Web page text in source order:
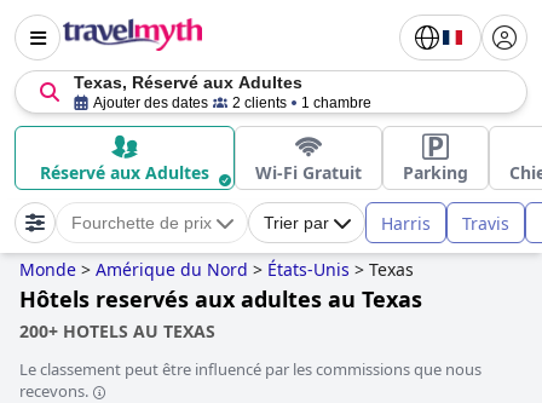
Texas, Réservé aux Adultes
Ajouter des dates 2 clients 1 chambre
Réservé aux Adultes Wi-Fi Gratuit Parking
Fourchette de prix Trier par Harris Travis
Monde > Amérique du Nord > États-Unis > Texas
Hôtels reservés aux adultes au Texas
200+ HOTELS AU TEXAS
Le classement peut être influencé par les commissions que nous
recevons.